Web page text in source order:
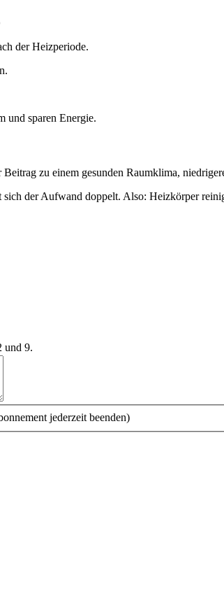
der Heizperiode.
und sparen Energie.
zu einem gesunden Raumklima,
der Aufwand doppelt. Also: Heizkörper
und 9.
jederzeit beenden)